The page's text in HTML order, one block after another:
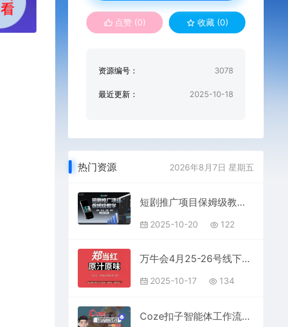
点赞 (0) 收藏 (0)
资源编号： 3078
最近更新： 2025-10-18
热门资源 2026年8月7日 星期五
短剧推广项目保姆级教学，授权、收益、流程、剪辑，发布等全流程
2025-10-20 122
万牛会4月25-26号线下课，小红书郑州帮打法，让众多的小红书商家脱颖而出
2025-10-17 134
Coze扣子智能体工作流一键生成“儿童卡通神话故事“短视频，全流程保姆级教学